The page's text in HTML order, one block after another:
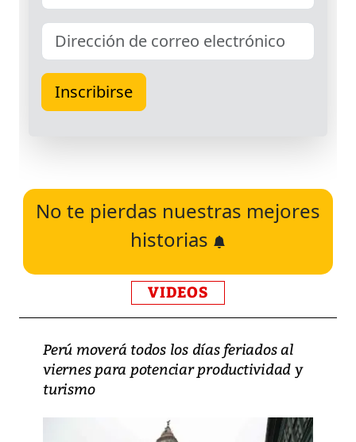
No te pierdas nuestras mejores
historias
VIDEOS
Perú moverá todos los días feriados al
viernes para potenciar productividad y
turismo